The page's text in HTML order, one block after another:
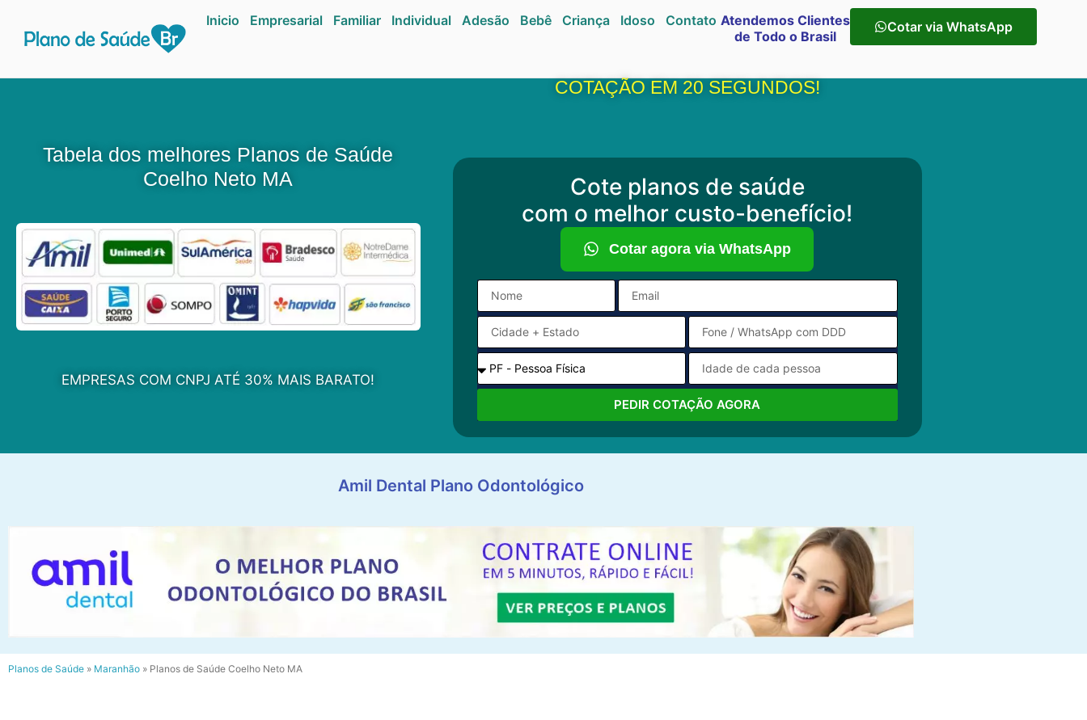
Inicio Empresarial Familiar Individual Adesão Bebê Criança Idoso Contato Atendemos Clientes
de Todo o Brasil
Cotar via WhatsApp
Tabela dos melhores Planos de Saúde
Coelho Neto MA
EMPRESAS COM CNPJ ATÉ 30% MAIS BARATO!
COTAÇÃO EM 20 SEGUNDOS!
Cote planos de saúde
com o melhor custo-benefício!
Cotar agora via WhatsApp
PEDIR COTAÇÃO AGORA
Amil Dental Plano Odontológico
Planos de Saúde » Maranhão » Planos de Saúde Coelho Neto MA